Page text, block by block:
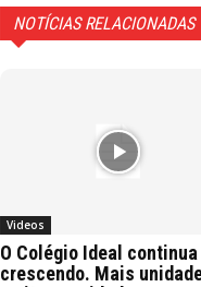
NOTÍCIAS RELACIONADAS
Videos
O Colégio Ideal continua
crescendo. Mais